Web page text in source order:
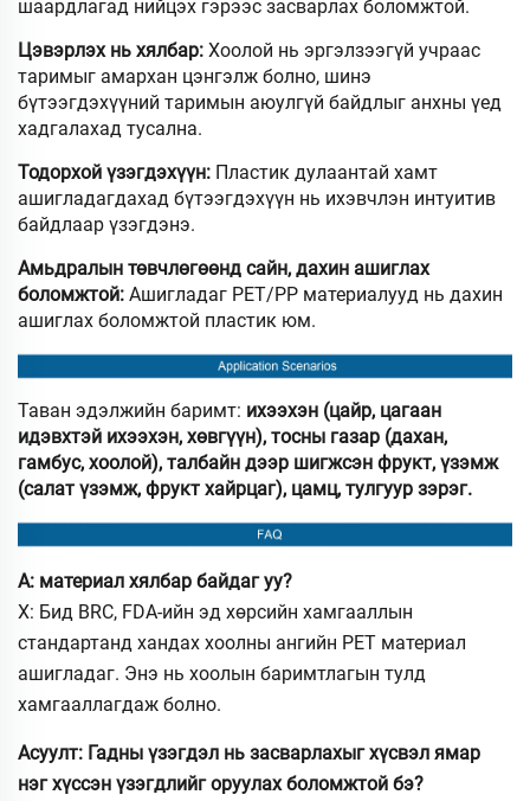
шаардлагад нийцэх гэрээс засварлах боломжтой.
Цэвэрлэх нь хялбар: Хоолой нь эргэлзээгүй учраас
таримыг амархан цэнгэлж болно, шинэ
бүтээгдэхүүний таримын аюулгүй байдлыг анхны үед
хадгалахад тусална.
Тодорхой үзэгдэхүүн: Пластик дулаантай хамт
ашигладагдахад бүтээгдэхүүн нь ихэвчлэн интуитив
байдлаар үзэгдэнэ.
Амьдралын төвчлөгөөнд сайн, дахин ашиглах
боломжтой: Ашигладаг PET/PP материалууд нь дахин
ашиглах боломжтой пластик юм.
Таван эдэлжийн баримт: ихээхэн (цайр, цагаан
идэвхтэй ихээхэн, хөвгүүн), тосны газар (дахан,
гамбус, хоолой), талбайн дээр шигжсэн фрукт, үзэмж
(салат үзэмж, фрукт хайрцаг), цамц, тулгуур зэрэг.
А: материал хялбар байдаг уу?
Х: Бид BRC, FDA-ийн эд хөрсийн хамгааллын
стандартанд хандах хоолны ангийн PET материал
ашигладаг. Энэ нь хоолын баримтлагын тулд
хамгааллагдаж болно.
Асуулт: Гадны үзэгдэл нь засварлахыг хүсвэл ямар
нэг хүссэн үзэгдлийг оруулах боломжтой бэ?